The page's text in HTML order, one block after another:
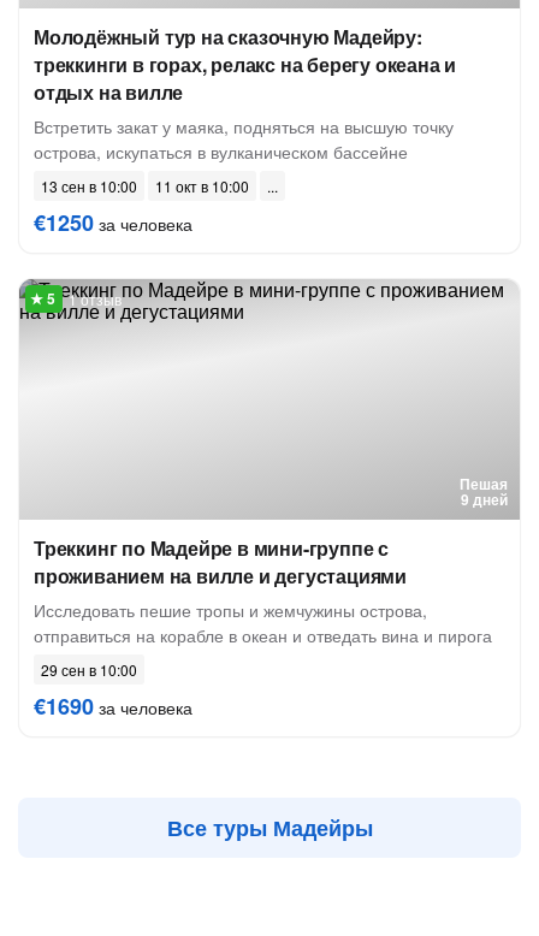
Молодёжный тур на сказочную Мадейру:
треккинги в горах, релакс на берегу океана и
отдых на вилле
Встретить закат у маяка, подняться на высшую точку
острова, искупаться в вулканическом бассейне
13 сен в 10:00 11 окт в 10:00
€1250 за человека
Пешая
9 дней
1 отзыв
Треккинг по Мадейре в мини-группе с
проживанием на вилле и дегустациями
Исследовать пешие тропы и жемчужины острова,
отправиться на корабле в океан и отведать вина и пирога
29 сен в 10:00
€1690 за человека
Все туры Мадейры